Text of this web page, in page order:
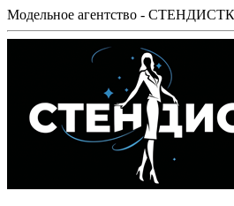
Модельное агентство -